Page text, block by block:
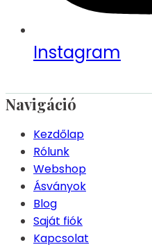
Instagram
Navigáció
Kezdőlap
Rólunk
Webshop
Ásványok
Blog
Saját fiók
Kapcsolat